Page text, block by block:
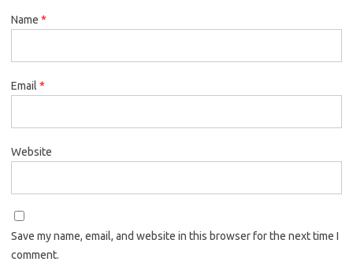
Name *
Email *
Website
Save my name, email, and website in this browser for the next time I
comment.